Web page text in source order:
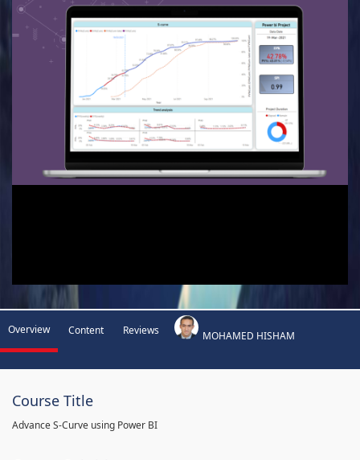
Overview Content Reviews MOHAMED HISHAM
Course Title
Advance S-Curve using Power BI